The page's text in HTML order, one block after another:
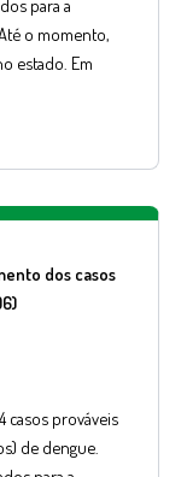
para a
o momento,
estado. Em
dos casos
casos prováveis
de dengue.